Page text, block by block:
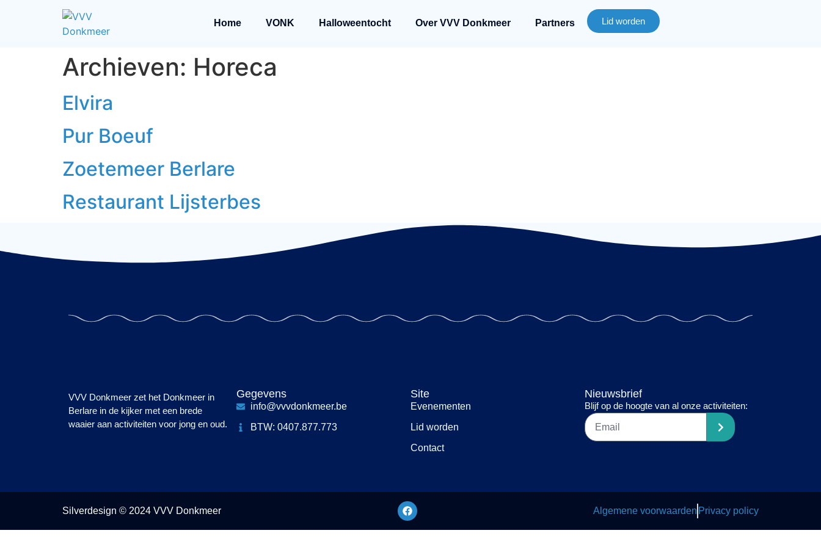
Home VONK Halloweentocht Over VVV Donkmeer Partners Lid worden
Archieven: Horeca
Elvira
Pur Boeuf
Zoetemeer Berlare
Restaurant Lijsterbes
VVV Donkmeer zet het Donkmeer in
Berlare in de kijker met een brede
waaier aan activiteiten voor jong en oud.
Gegevens
info@vvvdonkmeer.be
BTW: 0407.877.773
Site
Evenementen
Lid worden
Contact
Nieuwsbrief
Blijf op de hoogte van al onze activiteiten:
Silverdesign © 2024 VVV Donkmeer Algemene voorwaarden Privacy policy